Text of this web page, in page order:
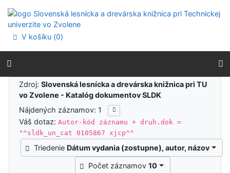
Prejsť na menu
Prehlásenie o webovej prístupnosti
V košíku (0)
Výsledky vyhľadávania
Zdroj:Slovenská lesnícka a drevárska knižnica pri TU
vo Zvolene - Katalóg dokumentov SLDK
Nájdených záznamov: 1
Váš dotaz:Autor-kód záznamu + druh.dok =
"^sldk_un_cat 0105867 xjcp^"
Triedenie Dátum vydania (zostupne), autor, názov
Počet záznamov10